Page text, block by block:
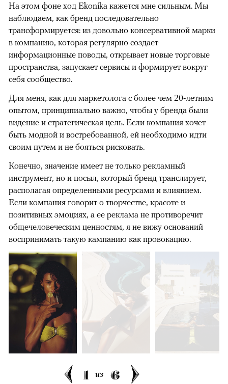
На этом фоне ход Ekonika кажется мне сильным. Мы
наблюдаем, как бренд последовательно
трансформируется: из довольно консервативной марки
в компанию, которая регулярно создает
информационные поводы, открывает новые торговые
пространства, запускает сервисы и формирует вокруг
себя сообщество.
Для меня, как для маркетолога с более чем 20-летним
опытом, принципиально важно, чтобы у бренда были
видение и стратегическая цель. Если компания хочет
быть модной и востребованной, ей необходимо идти
своим путем и не бояться рисковать.
Конечно, значение имеет не только рекламный
инструмент, но и посыл, который бренд транслирует,
располагая определенными ресурсами и влиянием.
Если компания говорит о творчестве, красоте и
позитивных эмоциях, а ее реклама не противоречит
общечеловеческим ценностям, я не вижу оснований
воспринимать такую кампанию как провокацию.
1 из 6